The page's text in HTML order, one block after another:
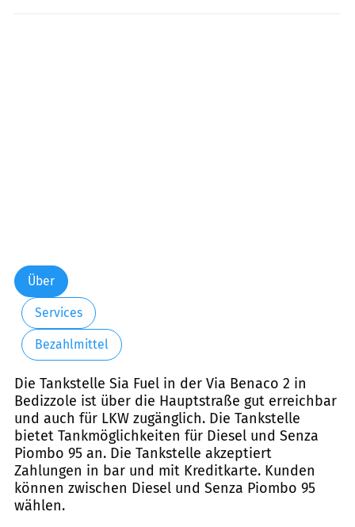
Über
Services
Bezahlmittel
Die Tankstelle Sia Fuel in der Via Benaco 2 in
Bedizzole ist über die Hauptstraße gut erreichbar
und auch für LKW zugänglich. Die Tankstelle
bietet Tankmöglichkeiten für Diesel und Senza
Piombo 95 an. Die Tankstelle akzeptiert
Zahlungen in bar und mit Kreditkarte. Kunden
können zwischen Diesel und Senza Piombo 95
wählen.